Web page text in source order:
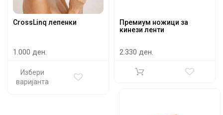
CrossLinq лепенки
1.000 ден.
Избери
варијанта
Премиум ножици за
кинези ленти
2.330 ден.